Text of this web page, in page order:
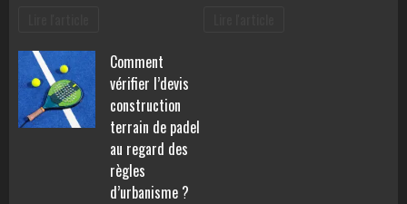
Comment
vérifier l’devis
construction
terrain de padel
au regard des
règles
d’urbanisme ?